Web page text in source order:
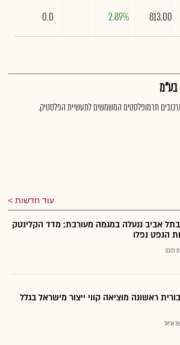
813.00
2.89%
0.0
בע"מ
תרמופלסטים המשמשים לתעשיית הפלסטיק.
עוד חדשות
אביב ננעלה במגמה מעורבת; מדד הקלינטק
הנפט נפלו
גלובס
ראשונה מוציאה קווי ייצור מישראל בגלל
אריאל